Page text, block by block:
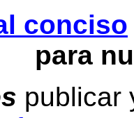
conciso
para
publicar